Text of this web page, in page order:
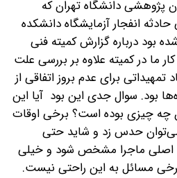
پژوهشی دانشگاه تهران که
انفجار آزمایشگاه دانشکده
بود درباره گزارش کمیته فنی
ما در کمیته علاوه بر بررسی علت
تمهیداتی برای عدم بروز اتفاقی از
بود. سوال جدی این بود آیا این
چه چیزی بوده است؟ برخی اوقات
می‌توان حدس زد و شاید حتی
اصلی ماجرا مشخص شود و خیلی
مسائل به این راحتی نیست.